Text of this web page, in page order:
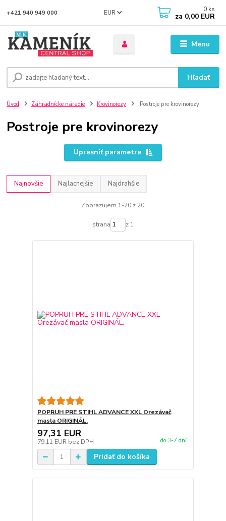
Menu
EUR
Hľadať
+421 940 949 000 0 ks
za 0,00 EUR
Úvod Záhradnícke náradie Krovinorezy Postroje pre krovinorezy
Postroje pre krovinorezy
Upresniť parametre
Najnovšie Najlacnejšie Najdrahšie
Zobrazujem 1-20 z 20
strana z 1
POPRUH PRE STIHL ADVANCE XXL Orezávač
masla ORIGINÁL.
97,31 EUR
79,11 EUR bez DPH do 3-7 dní
Pridať do košíka